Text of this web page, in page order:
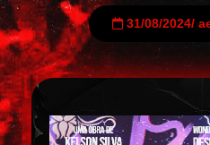
31/08/2024/